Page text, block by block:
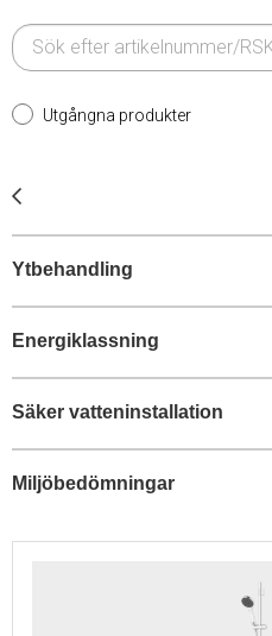
Utgångna produkter
Ytbehandling
Energiklassning
Säker vatteninstallation
Miljöbedömningar